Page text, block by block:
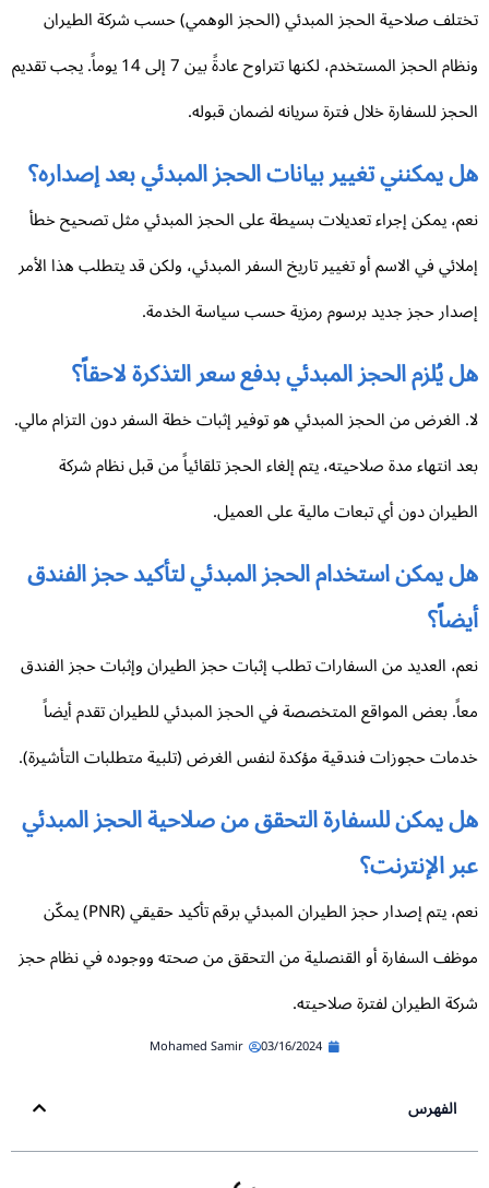
صلاحية الحجز المبدئي (الحجز الوهمي) حسب شركة الطيران
ونظام الحجز المستخدم، لكنها تتراوح عادةً بين 7 إلى 14 يوماً. يجب تقديم
للسفارة خلال فترة سريانه لضمان قبوله.
يمكنني تغيير بيانات الحجز المبدئي بعد إصداره؟
يمكن إجراء تعديلات بسيطة على الحجز المبدئي مثل تصحيح خطأ
في الاسم أو تغيير تاريخ السفر المبدئي، ولكن قد يتطلب هذا الأمر
حجز جديد برسوم رمزية حسب سياسة الخدمة.
يُلزم الحجز المبدئي بدفع سعر التذكرة لاحقاً؟
الغرض من الحجز المبدئي هو توفير إثبات خطة السفر دون التزام مالي.
انتهاء مدة صلاحيته، يتم إلغاء الحجز تلقائياً من قبل نظام شركة
دون أي تبعات مالية على العميل.
يمكن استخدام الحجز المبدئي لتأكيد حجز الفندق
العديد من السفارات تطلب إثبات حجز الطيران وإثبات حجز الفندق
بعض المواقع المتخصصة في الحجز المبدئي للطيران تقدم أيضاً
حجوزات فندقية مؤكدة لنفس الغرض (تلبية متطلبات التأشيرة).
يمكن للسفارة التحقق من صلاحية الحجز المبدئي
الإنترنت؟
نعم، يتم إصدار حجز الطيران المبدئي برقم تأكيد حقيقي (PNR) يمكّن
السفارة أو القنصلية من التحقق من صحته ووجوده في نظام حجز
الطيران لفترة صلاحيته.
03/16/2024
Mohamed Samir
الفهرس